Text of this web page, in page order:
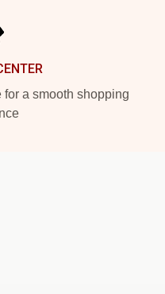
a smooth shopping